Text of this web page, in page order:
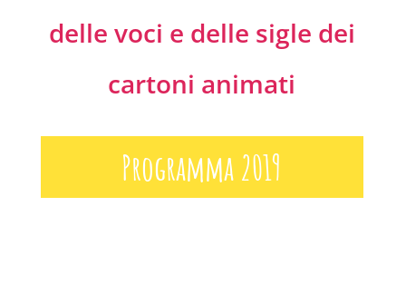
delle voci e delle sigle dei
cartoni animati
Programma 2019